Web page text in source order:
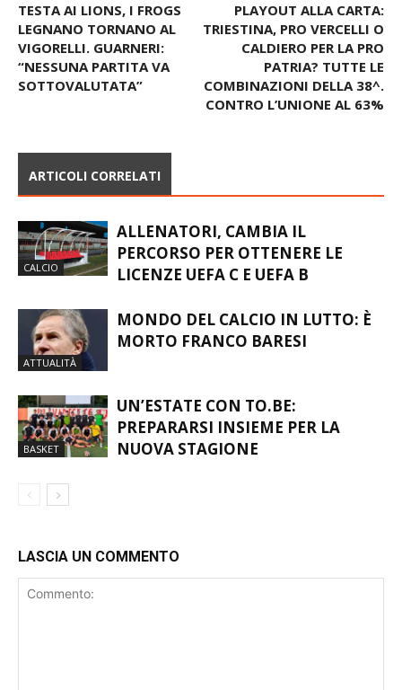
TESTA AI LIONS, I FROGS
LEGNANO TORNANO AL
VIGORELLI. GUARNERI:
“NESSUNA PARTITA VA
SOTTOVALUTATA”
PLAYOUT ALLA CARTA:
TRIESTINA, PRO VERCELLI O
CALDIERO PER LA PRO
PATRIA? TUTTE LE
COMBINAZIONI DELLA 38^.
CONTRO L’UNIONE AL 63%
ARTICOLI CORRELATI
CALCIO
ALLENATORI, CAMBIA IL
PERCORSO PER OTTENERE LE
LICENZE UEFA C E UEFA B
ATTUALITÀ
MONDO DEL CALCIO IN LUTTO: È
MORTO FRANCO BARESI
BASKET
UN’ESTATE CON TO.BE:
PREPARARSI INSIEME PER LA
NUOVA STAGIONE
LASCIA UN COMMENTO